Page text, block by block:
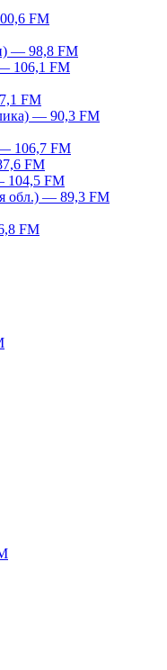
FM
— 98,8 FM
106,1 FM
FM
— 90,3 FM
106,7 FM
FM
104,5 FM
обл.) — 89,3 FM
FM